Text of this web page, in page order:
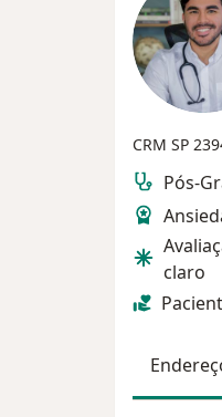
CRM SP
Pós-
claro